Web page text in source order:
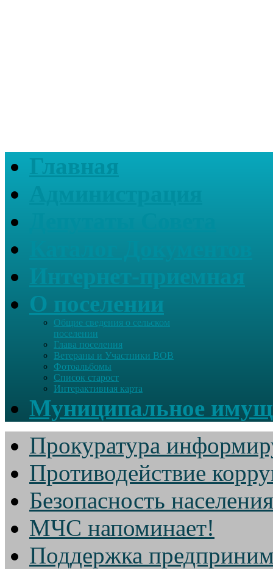
Главная
О поселении
Общие сведения о сельском
поселении
Глава поселения
Ветераны и Участники ВОВ
Фотоальбомы
Список старост
Интерактивная карта
Муниципальное
Прокуратура
Противодействие
Безопасность населения
МЧС напоминает!
Поддержка